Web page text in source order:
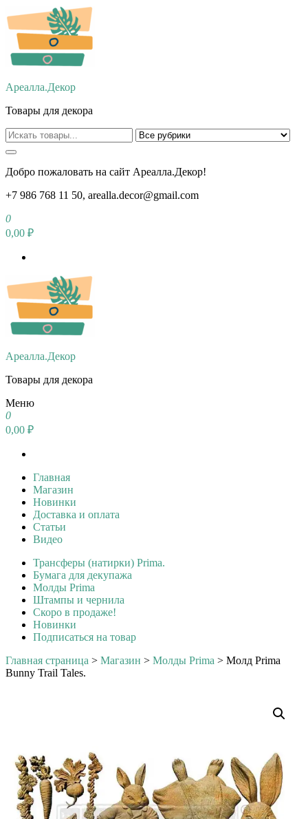
Перейти
к
содержимому
Ареалла.Декор
Товары для декора
Добро пожаловать на сайт Ареалла.Декор!
+7 986 768 11 50, arealla.decor@gmail.com
0
0,00 ₽
Ареалла.Декор
Товары для декора
Меню
0
0,00 ₽
Главная
Магазин
Новинки
Доставка и оплата
Статьи
Видео
Трансферы (натирки) Prima.
Бумага для декупажа
Молды Prima
Штампы и чернила
Скоро в продаже!
Новинки
Подписаться на товар
Главная страница > Магазин > Молды Prima > Молд Prima
Bunny Trail Tales.